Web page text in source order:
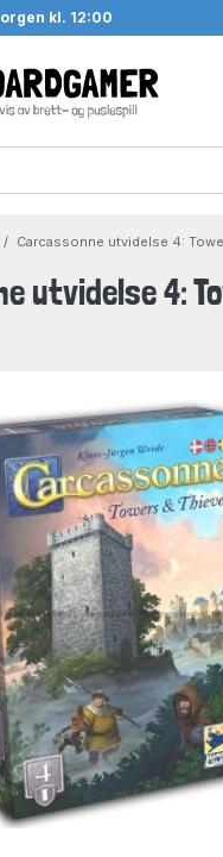
kl. 12:00
Carcassonne utvidelse 4:
utvidelse 4: